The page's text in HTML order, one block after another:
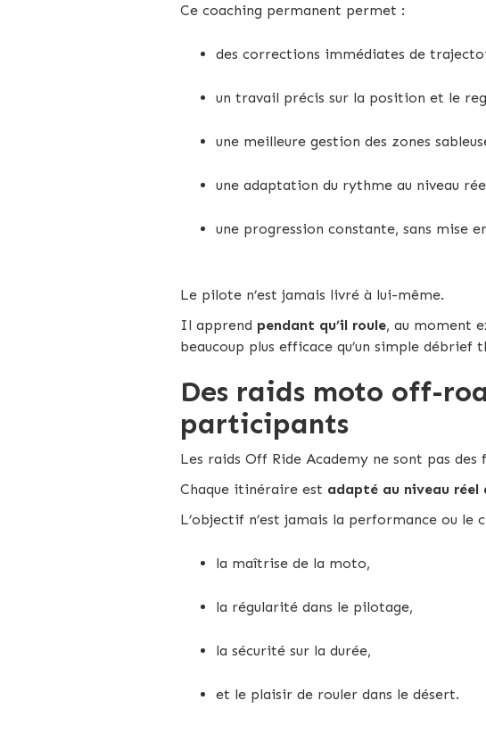
Ce coaching permanent permet :
des corrections immédiates de
un travail précis sur la position et le
une meilleure gestion des zones
une adaptation du rythme au niveau
une progression constante, sans mise
Le pilote n’est jamais livré à lui-même.
Il apprend pendant qu’il roule, au moment
beaucoup plus efficace qu’un simple débrief
Des raids moto off-
participants
Les raids Off Ride Academy ne sont pas des
Chaque itinéraire est adapté au niveau réel
L’objectif n’est jamais la performance ou le
la maîtrise de la moto,
la régularité dans le pilotage,
la sécurité sur la durée,
et le plaisir de rouler dans le désert.